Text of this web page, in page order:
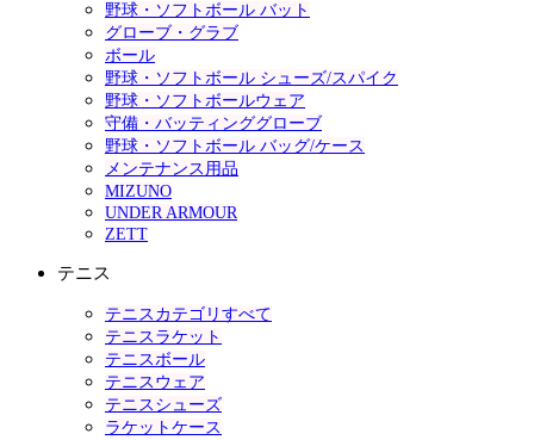
野球・ソフトボール バット
グローブ・グラブ
ボール
野球・ソフトボール シューズ/スパイク
野球・ソフトボールウェア
守備・バッティンググローブ
野球・ソフトボール バッグ/ケース
メンテナンス用品
MIZUNO
UNDER ARMOUR
ZETT
テニス
テニスカテゴリすべて
テニスラケット
テニスボール
テニスウェア
テニスシューズ
ラケットケース